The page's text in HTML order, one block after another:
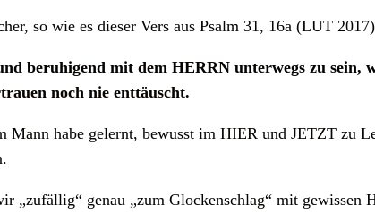
so wie es dieser Vers aus Psalm 31, 16a (LUT
beruhigend mit dem HERRN unterwegs zu
noch nie enttäuscht.
Mann habe gelernt, bewusst im HIER und JETZT zu
„zufällig“ genau „zum Glockenschlag“ mit